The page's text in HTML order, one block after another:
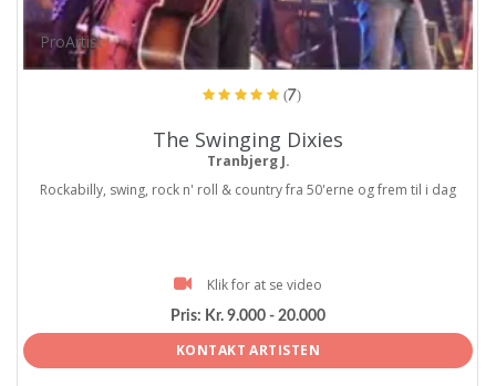
ProArtist
(7)
The Swinging Dixies
Tranbjerg J.
Rockabilly, swing, rock n' roll & country fra 50'erne og frem til i dag
Klik for at se video
Pris: Kr. 9.000 - 20.000
KONTAKT ARTISTEN